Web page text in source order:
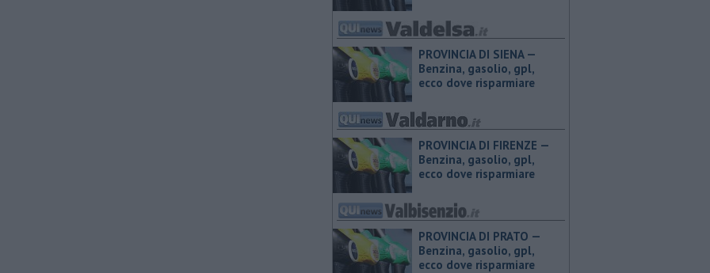
PROVINCIA DI SIENA — ​
Benzina, gasolio, gpl,
ecco dove risparmiare
PROVINCIA DI FIRENZE — ​
Benzina, gasolio, gpl,
ecco dove risparmiare
PROVINCIA DI PRATO — ​
Benzina, gasolio, gpl,
ecco dove risparmiare